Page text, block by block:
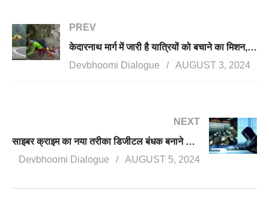
PREV
केदारनाथ मार्ग में जारी है यात्रियों को बचाने का मिशन, रेस्क्यू टीमों को पत्थरों में दबा मिला एक शव
Devbhoomi Dialogue
AUGUST 3, 2024
NEXT
साइबर क्राइम का नया तरीका डिजीटल बंधक बनाने का डर, देहरादून की महिला से ठगे 10.5 लाख रुपए
Devbhoomi Dialogue
AUGUST 5, 2024